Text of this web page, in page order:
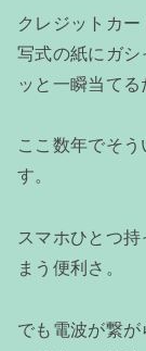
クレジットカ
写式の紙にガ
ッと一瞬当てる
ここ数年でそ
す。
スマホひとつ
まう便利さ。
でも電波が繋